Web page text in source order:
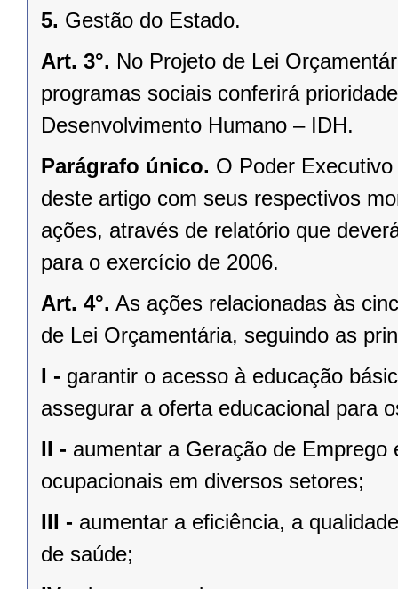
5. Gestão do Estado.
Art. 3°. No Projeto de Lei
programas sociais conferirá
Desenvolvimento Humano – IDH.
Parágrafo único. O Poder
deste artigo com seus respectivos
ações, através de relatório que
para o exercício de 2006.
Art. 4°. As ações relacionadas às
de Lei Orçamentária, seguindo as
I - garantir o acesso à educação
assegurar a oferta educacional para
II - aumentar a Geração de
ocupacionais em diversos setores;
III - aumentar a eficiência, a
de saúde;